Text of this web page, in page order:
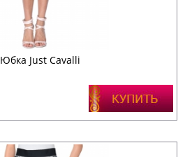
Юбка Just Cavalli